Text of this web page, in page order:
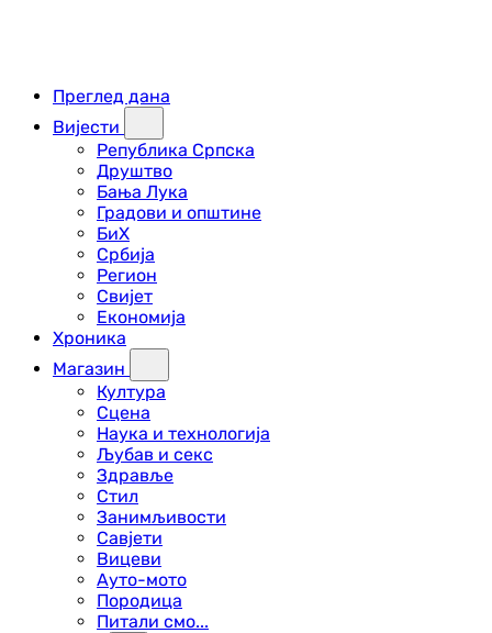
Преглед дана
Вијести
Република Српска
Друштво
Бања Лука
Градови и општине
БиХ
Србија
Регион
Свијет
Економија
Хроника
Магазин
Култура
Сцена
Наука и технологија
Љубав и секс
Здравље
Стил
Занимљивости
Савјети
Вицеви
Ауто-мото
Породица
Питали смо...